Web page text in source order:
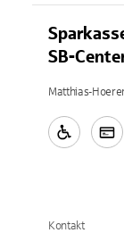
SB-
Matthias-
Kontakt